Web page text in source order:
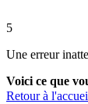
5
Une erreur
Voici ce que
Retour à